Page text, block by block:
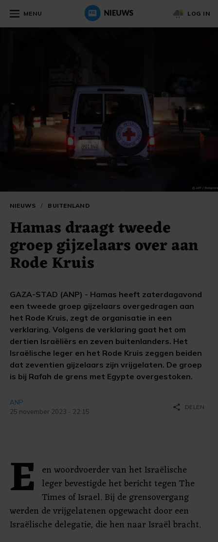
MENU LOG IN
NIEUWS / BUITENLAND
Hamas draagt tweede
groep gijzelaars over aan
Rode Kruis
GAZA-STAD (ANP) - Hamas heeft zaterdagavond
een tweede groep gijzelaars overgedragen aan
het Rode Kruis, zegt de organisatie in een
verklaring. Volgens de verklaring gaat het om
dertien Israëliërs en zeven buitenlanders. Het
Israëlische leger en het Rode Kruis zeggen beiden
dat zeventien gijzelaars zijn vrijgelaten. De groep
is bij Rafah de grens met Egypte overgestoken.
ANP
25 november 2023 - 22:15
share DELEN
E en woordvoerder van het Israëlische
leger bevestigde het bericht tegen The
Times of Israel. Bij de grensovergang
werden de vrijgelatenen opgewacht door een
Israëlische delegatie, die hen naar Israël bracht.